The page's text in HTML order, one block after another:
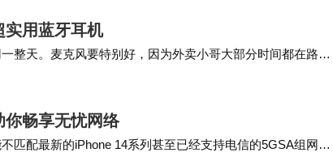
实用蓝牙耳机
整天。麦克风要特别好，因为外卖小哥大部分时间都在路
定在头盔上，那就更好了，不怕掉。如果…
你畅享无忧网络
匹配最新的iPhone 14系列甚至已经支持电信的5GSA组网，